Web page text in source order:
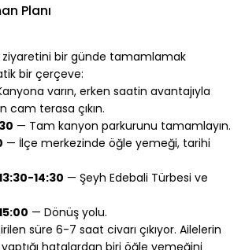
Planı
ziyaretini bir günde tamamlamak
bir çerçeve:
varın, erken saatin avantajıyla
cam terasa çıkın.
— Tam kanyon parkurunu tamamlayın.
— İlçe merkezinde öğle yemeği, tarihi
14:30 — Şeyh Edebali Türbesi ve
— Dönüş yolu.
süre 6-7 saat civarı çıkıyor. Ailelerin
yaptığı hatalardan biri öğle yemeğini